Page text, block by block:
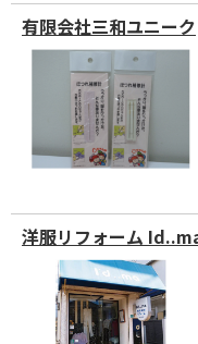
有限会社三和ユニーク
洋服リフォーム